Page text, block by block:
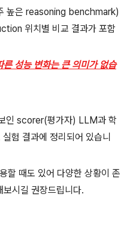
높은 reasoning benchmark)
위치별 비교 결과가 포함
성능 변화는 큰 의미가 없습
인 scorer(평가자) LLM과 학
험 결과에 정리되어 있습니
때도 있어 다양한 상황이 존
시길 권장드립니다.